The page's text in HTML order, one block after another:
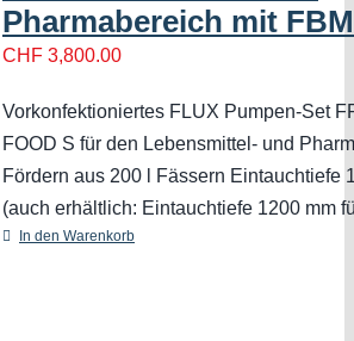
Pharmabereich mit
CHF 3,800.00
Vorkonfektioniertes FLUX Pumpen-Set
FOOD S für den Lebensmittel- und
Fördern aus 200 l Fässern Eintauchtiefe
(auch erhältlich: Eintauchtiefe 1200 mm
In den Warenkorb